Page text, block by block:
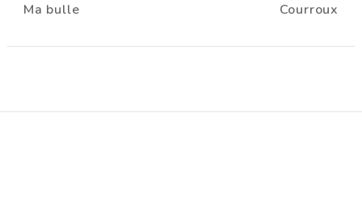
d'article
Ma bulle Courroux